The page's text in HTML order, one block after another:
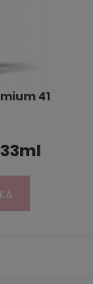
41